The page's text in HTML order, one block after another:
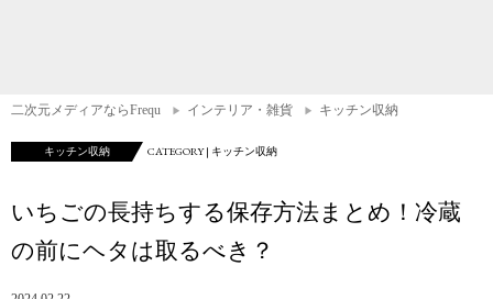
二次元メディアならFrequ インテリア・雑貨 キッチン収納
キッチン収納 CATEGORY | キッチン収納
いちごの長持ちする保存方法まとめ！冷蔵
の前にヘタは取るべき？